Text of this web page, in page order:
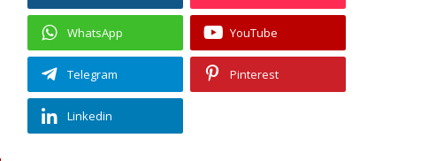
WhatsApp YouTube
Telegram Pinterest
Linkedin